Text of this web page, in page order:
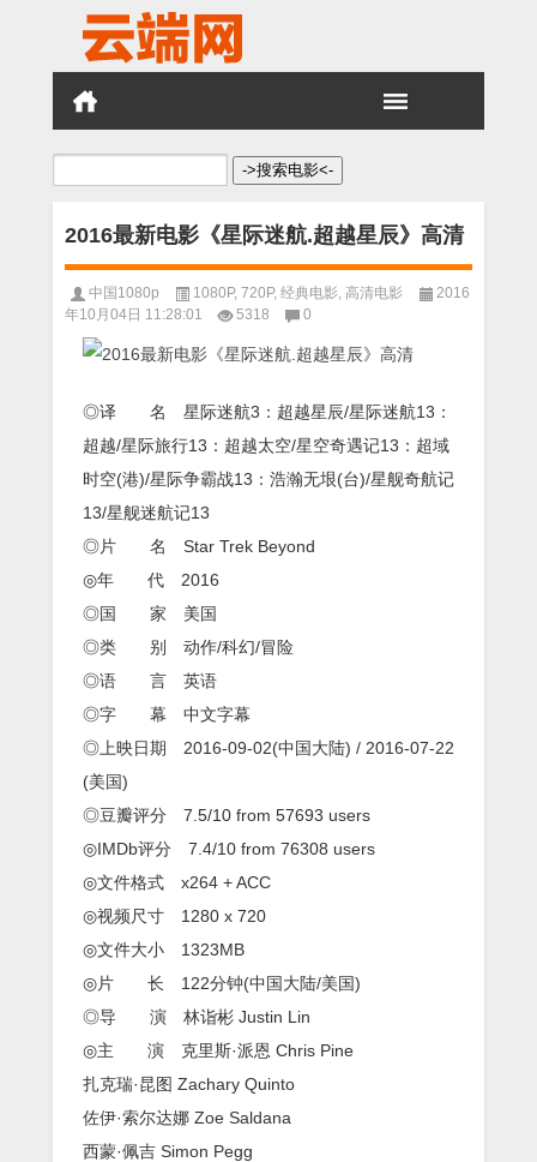
搜
2016最新电影《星际迷航.超越星辰》高清
中国1080p 1080P, 720P, 经典电影 高清电影
2016
年10月04日 11:28:01
5318 0
◎译 名 星际迷航3：超越星辰/星际迷航13：
超越/星际旅行13：超越太空/星空奇遇记13：超域
时空(港)/星际争霸战13：浩瀚无垠(台)/星舰奇航记
13/星舰迷航记13
◎片 名 Star Trek Beyond
◎年 代 2016
◎国 家 美国
◎类 别 动作/科幻/冒险
◎语 言 英语
◎字 幕 中文字幕
◎上映日期 2016-09-02(中国大陆) / 2016-07-22
(美国)
◎豆瓣评分 7.5/10 from 57693 users
◎IMDb评分 7.4/10 from 76308 users
◎文件格式 x264 + ACC
◎视频尺寸 1280 x 720
◎文件大小 1323MB
◎片 长 122分钟(中国大陆/美国)
◎导 演 林诣彬 Justin Lin
◎主 演 克里斯·派恩 Chris Pine
扎克瑞·昆图 Zachary Quinto
佐伊·索尔达娜 Zoe Saldana
西蒙·佩吉 Simon Pegg